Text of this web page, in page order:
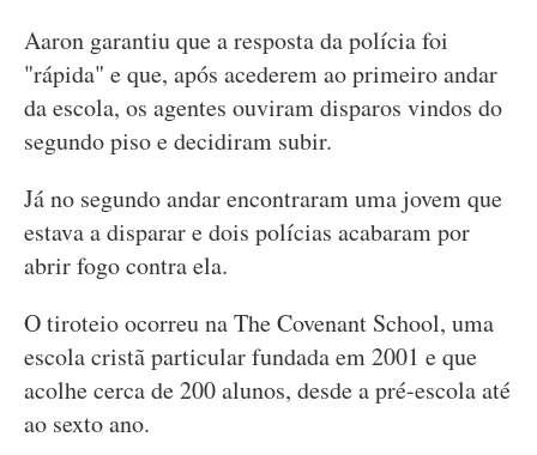
Aaron garantiu que a resposta da polícia foi
"rápida" e que, após acederem ao primeiro andar
da escola, os agentes ouviram disparos vindos do
segundo piso e decidiram subir.
Já no segundo andar encontraram uma jovem que
estava a disparar e dois polícias acabaram por
abrir fogo contra ela.
O tiroteio ocorreu na The Covenant School, uma
escola cristã particular fundada em 2001 e que
acolhe cerca de 200 alunos, desde a pré-escola até
ao sexto ano.